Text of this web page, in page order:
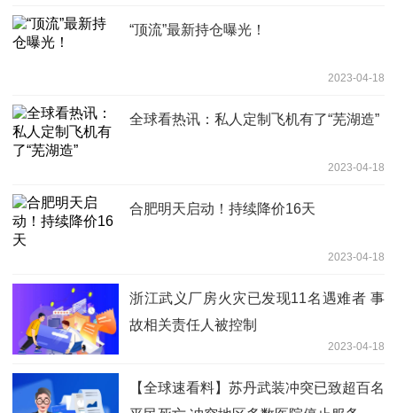
“顶流”最新持仓曝光！
2023-04-18
全球看热讯：私人定制飞机有了“芜湖造”
2023-04-18
合肥明天启动！持续降价16天
2023-04-18
浙江武义厂房火灾已发现11名遇难者 事
故相关责任人被控制
2023-04-18
【全球速看料】苏丹武装冲突已致超百名